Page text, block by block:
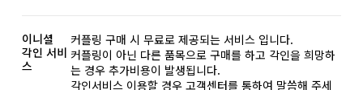
이니셜
각인 서비
스
커플링 구매 시 무료로 제공되는 서비스 입니다.
커플링이 아닌 다른 품목으로 구매를 하고 각인을 희망하
는 경우 추가비용이 발생됩니다.
각인서비스 이용할 경우 고객센터를 통하여 말씀해 주세